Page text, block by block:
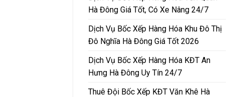
Hà Đông Giá Tốt, Có Xe Nâng 24/7
Dịch Vụ Bốc Xếp Hàng Hóa Khu Đô Thị
Đô Nghĩa Hà Đông Giá Tốt 2026
Dịch Vụ Bốc Xếp Hàng Hóa KĐT An
Hưng Hà Đông Uy Tín 24/7
Thuê Đội Bốc Xếp KĐT Văn Khê Hà